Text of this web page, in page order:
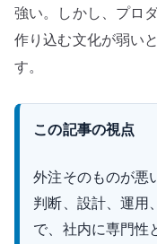
化
へ
の
和
強い。しかし、プロ
作り込む文化が弱い
す。
この記事の視点
外注そのものが悪
判断、設計、運用
で、社内に専門性